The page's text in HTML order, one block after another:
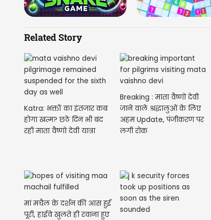
Related Story
Katra: भक्तों का इंतजार कब
होगा खत्म? छठे दिन भी बंद
रही माता वैष्णो देवी यात्रा
Breaking : माता वैष्णो देवी
जाने वाले श्रद्धालुओं के लिए
अहम Update, पंजीकरण पर
लगी रोक
मां मचैल के दर्शन की आस हुई
पूरी, हाईवे खुलते ही रवाना हुए